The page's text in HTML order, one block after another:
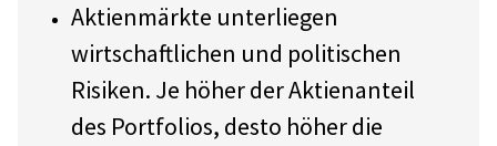
Aktienmärkte unterliegen
wirtschaftlichen und politischen
Risiken. Je höher der Aktienanteil
des Portfolios, desto höher die